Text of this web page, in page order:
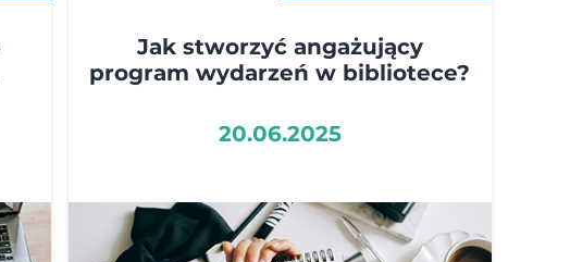
Jak stworzyć angażujący
program wydarzeń w bibliotece?
20.06.2025